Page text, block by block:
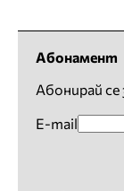
Абонамент
Абонирай
E-mail